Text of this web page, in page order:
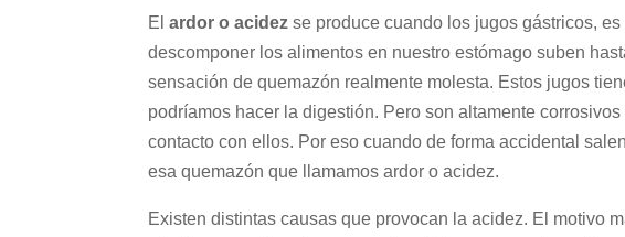
Elardor o acidezse produce cuando los jugos gástricos,
descomponer los alimentos en nuestro estómago suben
sensación de quemazón realmente molesta. Estos jugos
podríamos hacer la digestión. Pero son altamente
contacto con ellos. Por eso cuando de forma accidental
esa quemazón que llamamos ardor o acidez.
Existen distintas causas que provocan la acidez. El motivo